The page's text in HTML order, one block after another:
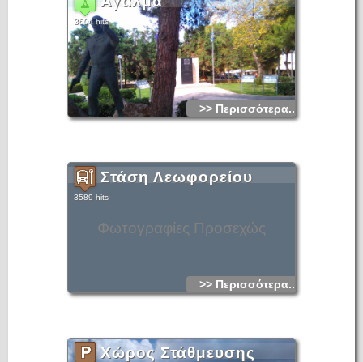
3604 hits
>> Περισσότερα...
Φωτογραφίες Προσεχώς
Στάση Λεωφορείου
3589 hits
>> Περισσότερα...
Χώρος Στάθμευσης